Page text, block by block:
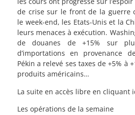
de crise sur le front de la guerre
le week-end, les Etats-Unis et la
leurs menaces à exécution.
de douanes de +15% sur
d’importations en provenance
Pékin a relevé ses taxes de +5% à
produits américains…
La suite en accès libre en cliquant
Les opérations de la semaine